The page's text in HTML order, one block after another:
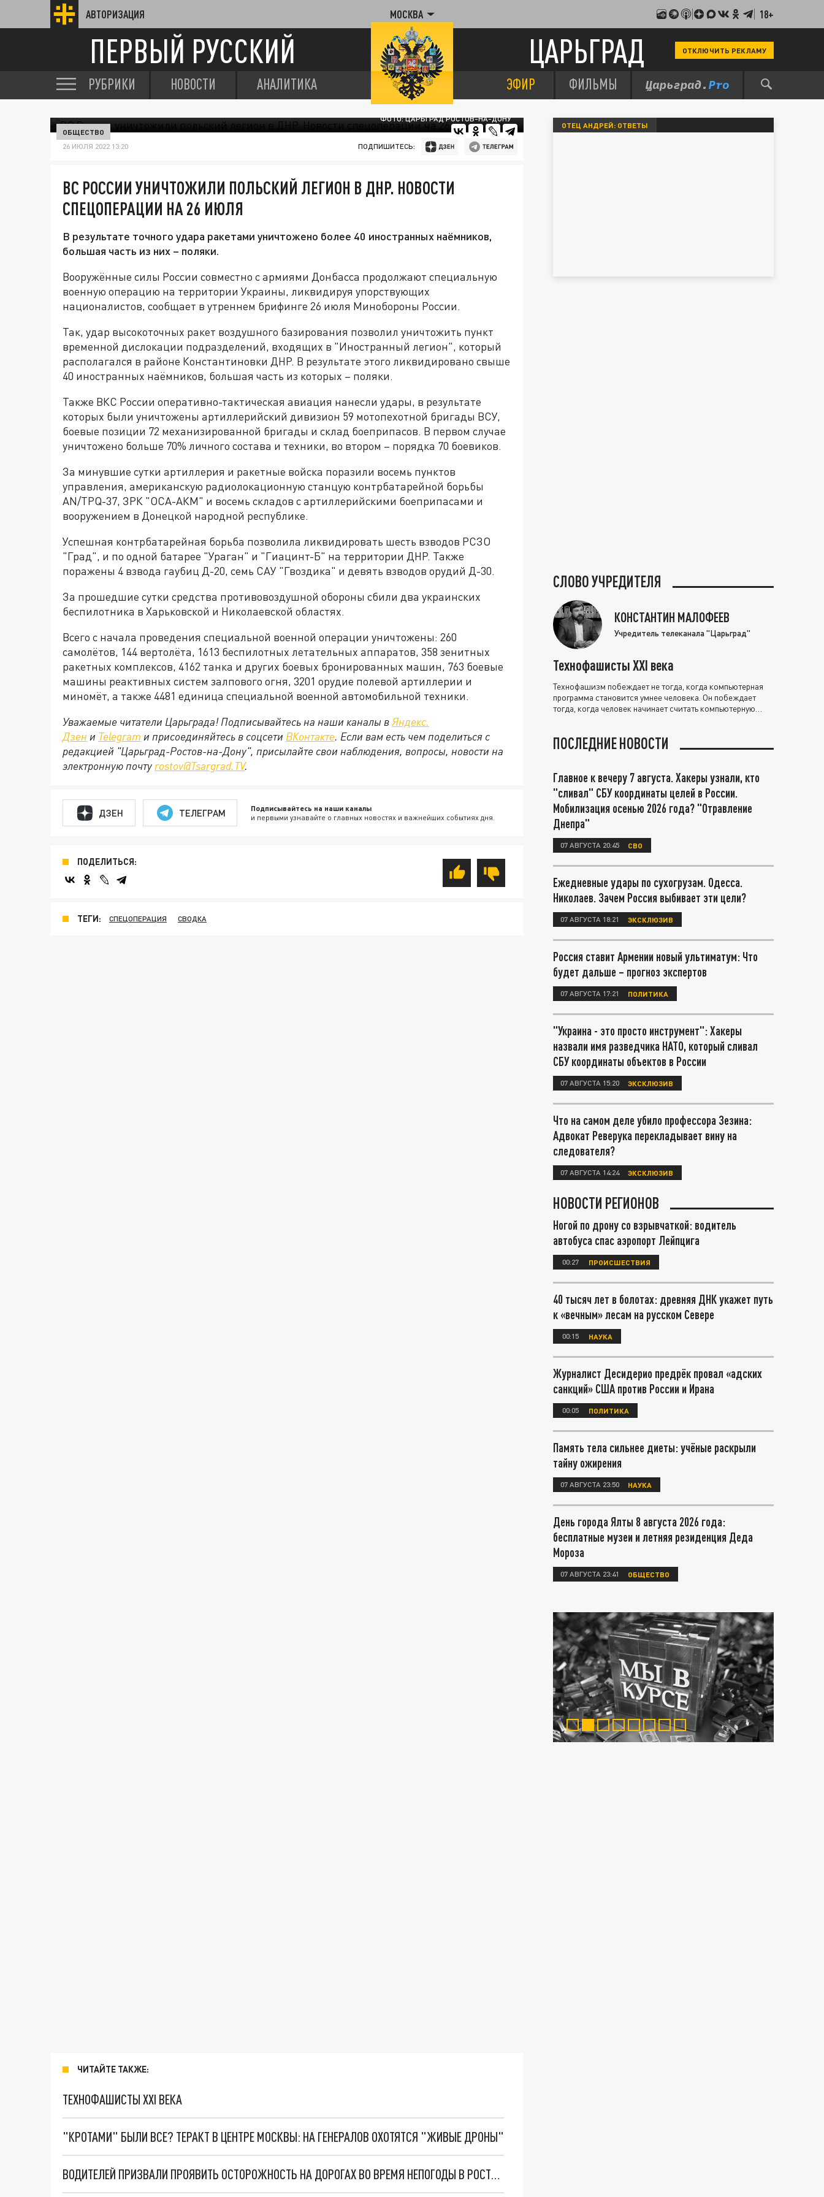
АВТОРИЗАЦИЯ МОСКВА 18+
ПЕРВЫЙ РУССКИЙ ЦАРЬГРАД ОТКЛЮЧИТЬ РЕКЛАМУ
РУБРИКИ НОВОСТИ АНАЛИТИКА ЭФИР ФИЛЬМЫ
ФОТО: ЦАРЬГРАД РОСТОВ-НА-ДОНУ
ОБЩЕСТВО
26 ИЮЛЯ 2022 13:20 ПОДПИШИТЕСЬ:
ВС РОССИИ УНИЧТОЖИЛИ ПОЛЬСКИЙ ЛЕГИОН В ДНР. НОВОСТИ
СПЕЦОПЕРАЦИИ НА 26 ИЮЛЯ
В результате точного удара ракетами уничтожено более 40 иностранных наёмников,
большая часть из них – поляки.
Вооружённые силы России совместно с армиями Донбасса продолжают специальную
военную операцию на территории Украины, ликвидируя упорствующих
националистов, сообщает в утреннем брифинге 26 июля Минобороны России.
Так, удар высокоточных ракет воздушного базирования позволил уничтожить пункт
временной дислокации подразделений, входящих в "Иностранный легион", который
располагался в районе Константиновки ДНР. В результате этого ликвидировано свыше
40 иностранных наёмников, большая часть из которых – поляки.
Также ВКС России оперативно-тактическая авиация нанесли удары, в результате
которых были уничтожены артиллерийский дивизион 59 мотопехотной бригады ВСУ,
боевые позиции 72 механизированной бригады и склад боеприпасов. В первом случае
уничтожено больше 70% личного состава и техники, во втором – порядка 70 боевиков.
За минувшие сутки артиллерия и ракетные войска поразили восемь пунктов
управления, американскую радиолокационную станцую контрбатарейной борьбы
AN/TPQ-37, ЗРК "ОСА-АКМ" и восемь складов с артиллерийскими боеприпасами и
вооружением в Донецкой народной республике.
Успешная контрбатарейная борьба позволила ликвидировать шесть взводов РСЗО
"Град", и по одной батарее "Ураган" и "Гиацинт-Б" на территории ДНР. Также
поражены 4 взвода гаубиц Д-20, семь САУ "Гвоздика" и девять взводов орудий Д-30.
За прошедшие сутки средства противовоздушной обороны сбили два украинских
беспилотника в Харьковской и Николаевской областях.
Всего с начала проведения специальной военной операции уничтожены: 260
самолётов, 144 вертолёта, 1613 беспилотных летательных аппаратов, 358 зенитных
ракетных комплексов, 4162 танка и других боевых бронированных машин, 763 боевые
машины реактивных систем залпового огня, 3201 орудие полевой артиллерии и
миномёт, а также 4481 единица специальной военной автомобильной техники.
Уважаемые читатели Царьграда! Подписывайтесь на наши каналы вЯндекс.
Дзен и Telegram и присоединяйтесь в соцсети ВКонтакте. Если вам есть чем поделиться с
редакцией "Царьград-Ростов-на-Дону", присылайте свои наблюдения, вопросы, новости на
электронную почту rostov@Tsargrad.ТV.
ДЗЕН ТЕЛЕГРАМ Подписывайтесь на наши каналы
и первыми узнавайте о главных новостях и важнейших событиях дня.
ПОДЕЛИТЬСЯ:
ТЕГИ: СПЕЦОПЕРАЦИЯ СВОДКА
ЧИТАЙТЕ ТАКЖЕ:
ТЕХНОФАШИСТЫ XXI ВЕКА
"КРОТАМИ" БЫЛИ ВСЕ? ТЕРАКТ В ЦЕНТРЕ МОСКВЫ: НА ГЕНЕРАЛОВ ОХОТЯТСЯ "ЖИВЫЕ ДРОНЫ"
ВОДИТЕЛЕЙ ПРИЗВАЛИ ПРОЯВИТЬ ОСТОРОЖНОСТЬ НА ДОРОГАХ ВО ВРЕМЯ НЕПОГОДЫ В РОСТОВСКОЙ ОБЛАСТИ
ОТЕЦ АНДРЕЙ: ОТВЕТЫ
СЛОВО УЧРЕДИТЕЛЯ
КОНСТАНТИН МАЛОФЕЕВ
Учредитель телеканала "Царьград"
Технофашисты XXI века
Технофашизм побеждает не тогда, когда компьютерная
программа становится умнее человека. Он побеждает
тогда, когда человек начинает считать компьютерную
ПОСЛЕДНИЕ НОВОСТИ
Главное к вечеру 7 августа. Хакеры узнали, кто
"сливал" СБУ координаты целей в России.
Мобилизация осенью 2026 года? "Отравление
Днепра"
07 АВГУСТА 20:45 СВО
Ежедневные удары по сухогрузам. Одесса.
Николаев. Зачем Россия выбивает эти цели?
07 АВГУСТА 18:21 ЭКСКЛЮЗИВ
Россия ставит Армении новый ультиматум: Что
будет дальше – прогноз экспертов
07 АВГУСТА 17:21 ПОЛИТИКА
"Украина - это просто инструмент": Хакеры
назвали имя разведчика НАТО, который сливал
СБУ координаты объектов в России
07 АВГУСТА 15:20 ЭКСКЛЮЗИВ
Что на самом деле убило профессора Зезина:
Адвокат Реверука перекладывает вину на
следователя?
07 АВГУСТА 14:24 ЭКСКЛЮЗИВ
НОВОСТИ РЕГИОНОВ
Ногой по дрону со взрывчаткой: водитель
автобуса спас аэропорт Лейпцига
00:27 ПРОИСШЕСТВИЯ
40 тысяч лет в болотах: древняя ДНК укажет путь
к «вечным» лесам на русском Севере
00:15 НАУКА
Журналист Десидерио предрёк провал «адских
санкций» США против России и Ирана
00:05 ПОЛИТИКА
Память тела сильнее диеты: учёные раскрыли
тайну ожирения
07 АВГУСТА 23:50 НАУКА
День города Ялты 8 августа 2026 года:
бесплатные музеи и летняя резиденция Деда
Мороза
07 АВГУСТА 23:41 ОБЩЕСТВО